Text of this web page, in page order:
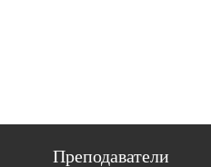
Преподаватели